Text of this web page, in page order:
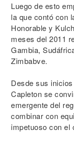
Luego de esto
la que contó con
Honorable y
meses del 2011
Gambia,
Zimbabve.
Desde sus
Capleton se
emergente del
combinar con
impetuoso con el